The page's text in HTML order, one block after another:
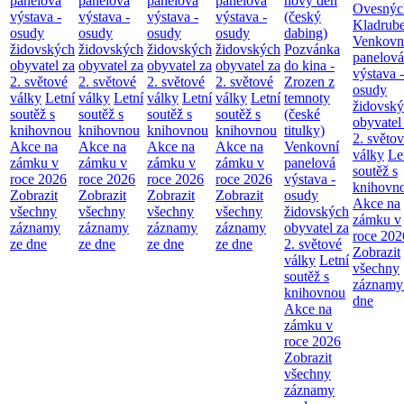
výstava -
osudy
židovských
obyvatel za
2. světové
války Letní
soutěž s
knihovnou
Akce na
zámku v
roce 2026
Zobrazit
všechny
záznamy
ze dne
výstava -
osudy
židovských
obyvatel za
2. světové
války Letní
soutěž s
knihovnou
Akce na
zámku v
roce 2026
Zobrazit
všechny
záznamy
ze dne
výstava -
osudy
židovských
obyvatel za
2. světové
války Letní
soutěž s
knihovnou
Akce na
zámku v
roce 2026
Zobrazit
všechny
záznamy
ze dne
výstava -
osudy
židovských
obyvatel za
2. světové
války Letní
soutěž s
knihovnou
Akce na
zámku v
roce 2026
Zobrazit
všechny
záznamy
ze dne
(český
dabing)
Pozvánka
do kina -
Zrozen z
temnoty
(české
titulky)
Venkovní
panelová
výstava -
osudy
židovských
obyvatel za
2. světové
války Letní
soutěž s
knihovnou
Akce na
zámku v
roce 2026
Zobrazit
všechny
záznamy
panelová
výstava -
osudy
obyvatel
2.
války
soutěž s
Akce na
zámku v
roce
Zobrazit
všechny
dne